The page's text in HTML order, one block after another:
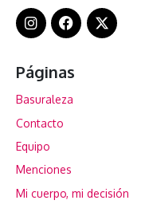
Páginas
Basuraleza
Contacto
Equipo
Menciones
Mi cuerpo, mi decisión